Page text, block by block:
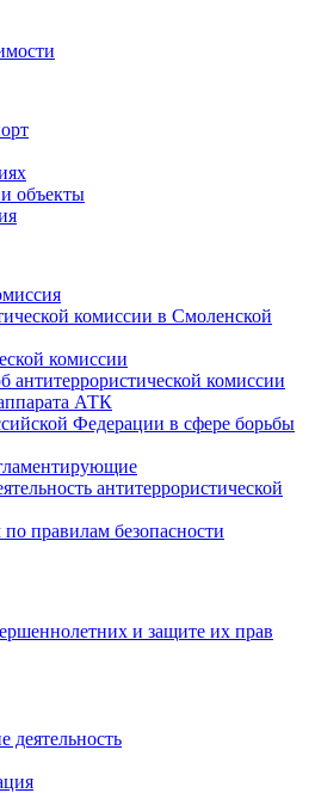
объекты
комиссии в Смоленской
комиссии
антитеррористической комиссии
АТК
Федерации в сфере борьбы
антитеррористической
правилам безопасности
и защите их прав